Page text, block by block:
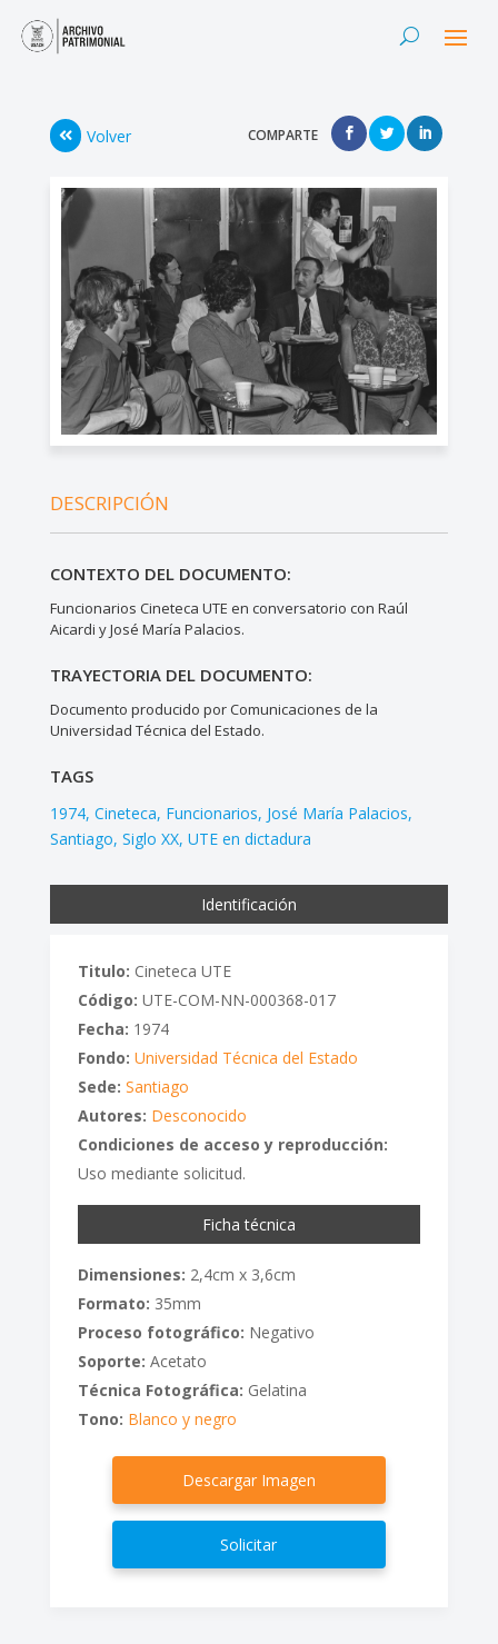
Volver COMPARTE
DESCRIPCIÓN
CONTEXTO DEL DOCUMENTO:
Funcionarios Cineteca UTE en conversatorio con Raúl
Aicardi y José María Palacios.
TRAYECTORIA DEL DOCUMENTO:
Documento producido por Comunicaciones de la
Universidad Técnica del Estado.
TAGS
1974 Cineteca Funcionarios José María Palacios
Santiago Siglo XX UTE en dictadura
Identificación
Titulo: Cineteca UTE
Código: UTE-COM-NN-000368-017
Fecha: 1974
Fondo: Universidad Técnica del Estado
Sede: Santiago
Autores: Desconocido
Condiciones de acceso y reproducción:
Uso mediante solicitud.
Ficha técnica
Dimensiones: 2,4cm x 3,6cm
Formato: 35mm
Proceso fotográfico: Negativo
Soporte: Acetato
Técnica Fotográfica: Gelatina
Tono: Blanco y negro
Descargar Imagen
Solicitar